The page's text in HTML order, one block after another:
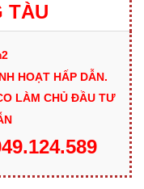
TÀU
HOẠT HẤP DẪN.
LÀM CHỦ ĐẦU TƯ